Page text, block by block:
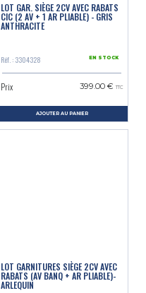
LOT GAR. SIÈGE 2CV AVEC RABATS
CIC (2 AV + 1 AR PLIABLE) - GRIS
ANTHRACITE
Réf. : 3304328 EN STOCK
Prix 399.00 € TTC
AJOUTER AU PANIER
LOT GARNITURES SIÈGE 2CV AVEC
RABATS (AV BANQ + AR PLIABLE)-
ARLEQUIN